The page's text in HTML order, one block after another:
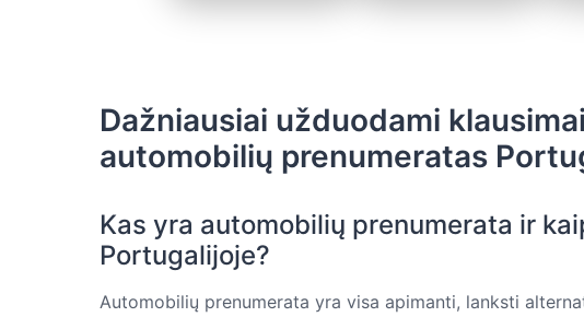
Dažniausiai užduodami
automobilių prenumeratas
Kas yra automobilių prenumerata ir
Portugalijoje?
Automobilių prenumerata yra visa apimanti, lanksti